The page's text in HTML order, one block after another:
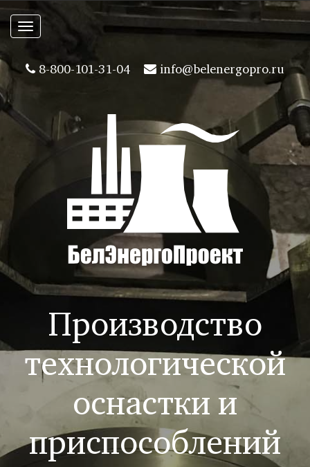
Toggle
8-800-101-31-04 info@belenergopro.ru
Производство
технологической
оснастки и
приспособлений